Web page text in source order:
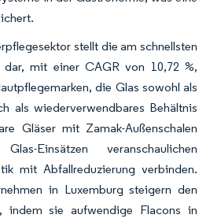
stellt die am schnellsten
dar, mit einer CAGR von 10,72 %,
die Glas sowohl als
als wiederverwendbares Behältnis
Gläser mit Zamak-Außenschalen
Einsätzen veranschaulichen
mit Abfallreduzierung verbinden.
in Luxemburg steigern den
indem sie aufwendige Flacons in